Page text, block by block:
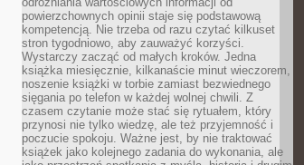
powierzchownych opinii staje się podstawową
kompetencją. Nie trzeba od razu czytać kilkuset
stron tygodniowo, aby zauważyć korzyści.
Wystarczy zacząć od małych kroków. Jedna
książka miesięcznie, kilkanaście minut wieczorem,
noszenie książki w torbie zamiast bezwiednego
sięgania po telefon w każdej wolnej chwili. Z
czasem czytanie może stać się rytuałem, który
przynosi nie tylko wiedzę, ale też przyjemność i
poczucie spokoju. Ważne jest, by nie traktować
książek jako kolejnego zadania do wykonania, ale